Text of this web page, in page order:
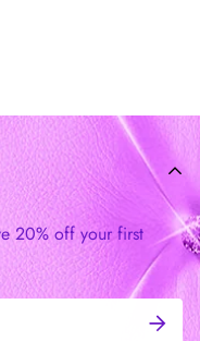
20% off your first